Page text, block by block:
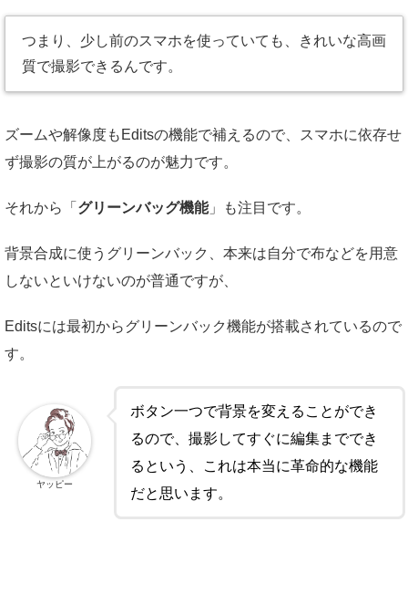
つまり、少し前のスマホを使っていても、きれいな高画
質で撮影できるんです。
ズームや解像度もEditsの機能で補えるので、スマホに依存せ
ず撮影の質が上がるのが魅力です。
それから「 グリーンバッグ機能」も注目です。
背景合成に使うグリーンバック、本来は自分で布などを用意
しないといけないのが普通ですが、
Editsには最初からグリーンバック機能が搭載されているので
す。
ボタン一つで背景を変えることができ
るので、撮影してすぐに編集まででき
るという、これは本当に革命的な機能
だと思います。
ヤッピー